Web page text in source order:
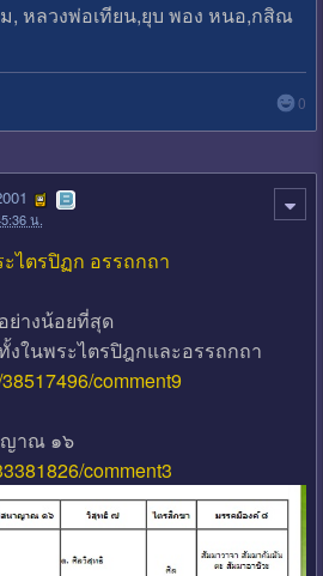
, หลวงพ่อเทียน,ยุบ พอง หนอ,กสิณ
0
น.
ไตรปิฏก อรรถกถา
ย่างน้อยที่สุด
งในพระไตรปิฎกและอรรถกถา
comment9
ญาณ ๑๖
comment3